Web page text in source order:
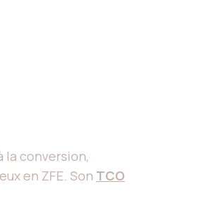
la conversion,
en ZFE. Son TCO